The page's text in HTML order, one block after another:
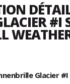
#I
Glacier #I